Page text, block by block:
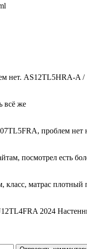
нет. AS12TL5HRA-
всё же
проблем нет
посмотрел есть
матрас плотный
2024